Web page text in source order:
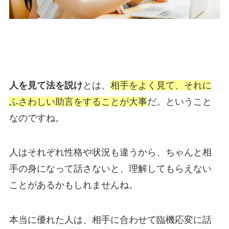
人を見て法を説けとは、 相手をよく見て、それに
ふさわしい助言をすることが大事だ。ということ
なのですね。
人はそれぞれ性格や状況も違うから、ちゃんと相
手の身になって話さないと、理解してもらえない
ことがあるかもしれませんね。
本当に優れた人は、相手に合わせて臨機応変に話